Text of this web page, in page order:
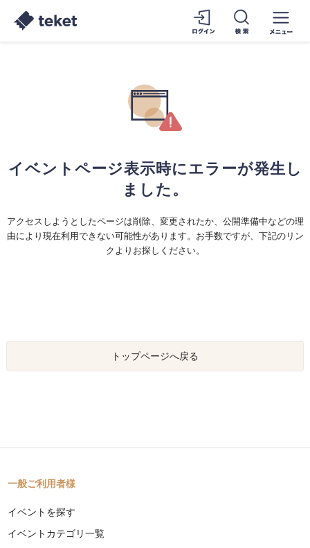
イベントページ表示時にエラーが発生し
ました。
アクセスしようとしたページは削除、変更されたか、公開準備中などの理
由により現在利用できない可能性があります。お手数ですが、下記のリン
クよりお探しください。
トップページへ戻る
一般ご利用者様
イベントを探す
イベントカテゴリ一覧